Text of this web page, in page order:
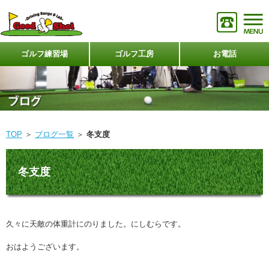
ゴルフ練習場 ゴルフ工房 お電話
TOP ＞ ブログ一覧 ＞ 冬支度
冬支度
久々に天敵の体重計にのりました。にしむらです。
おはようございます。